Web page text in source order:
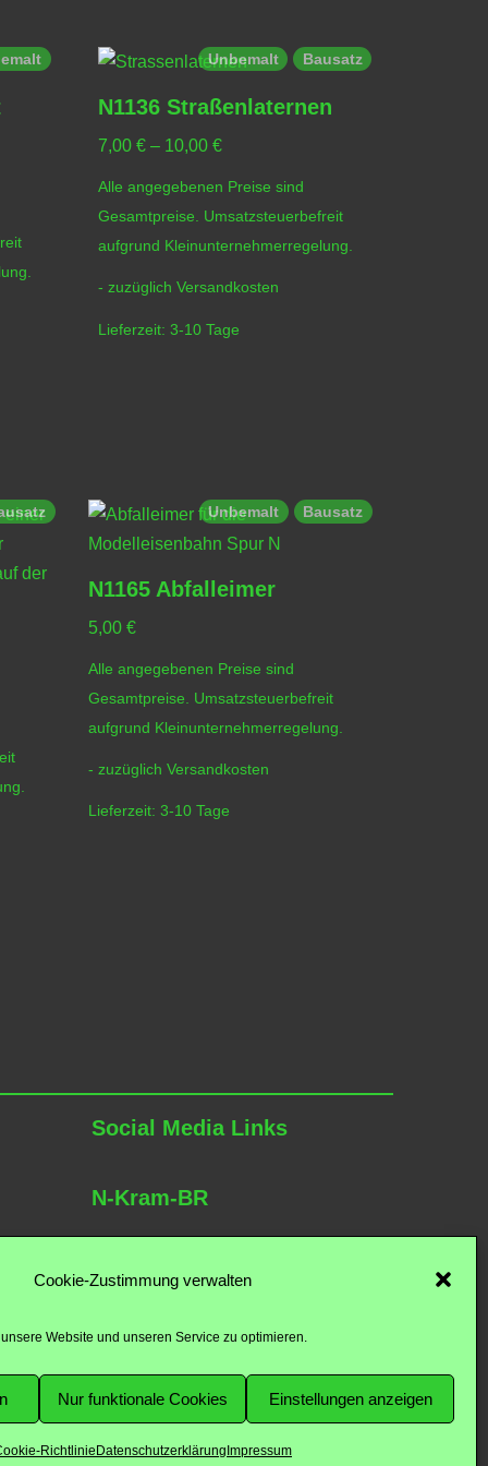
Cookie-Zustimmung verwalten
Website und unseren Service zu optimieren.
Nur funktionale Cookies Einstellungen anzeigen
Richtlinie Datenschutzerklärung Impressum
Unbemalt Bausatz
N1136 Straßenlaternen
7,00€ – 10,00€
Alle angegebenen Preise sind
Gesamtpreise. Umsatzsteuerbefreit
aufgrund Kleinunternehmerregelung.
- zuzüglichVersandkosten
Lieferzeit:3-10 Tage
Unbemalt Bausatz
N1165 Abfalleimer
5,00 €
Alle angegebenen Preise sind
Gesamtpreise. Umsatzsteuerbefreit
aufgrund Kleinunternehmerregelung.
- zuzüglich Versandkosten
Lieferzeit: 3-10 Tage
Social Media Links
N-Kram-BR
Bernhard Rieger